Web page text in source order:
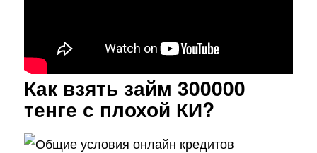
Как взять займ 300000
тенге с плохой КИ?